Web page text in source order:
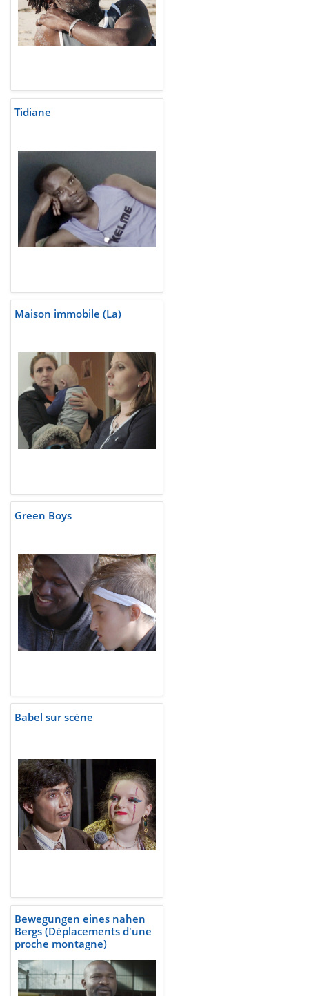
Tidiane
Maison immobile (La)
Green Boys
Babel sur scène
Bewegungen eines nahen
Bergs (Déplacements d'une
proche montagne)